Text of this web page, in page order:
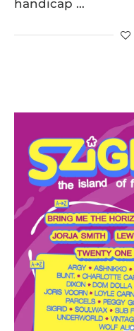
handicap …